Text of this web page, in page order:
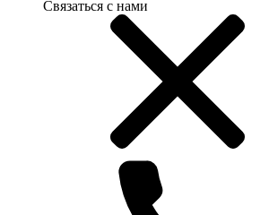
Связаться с нами